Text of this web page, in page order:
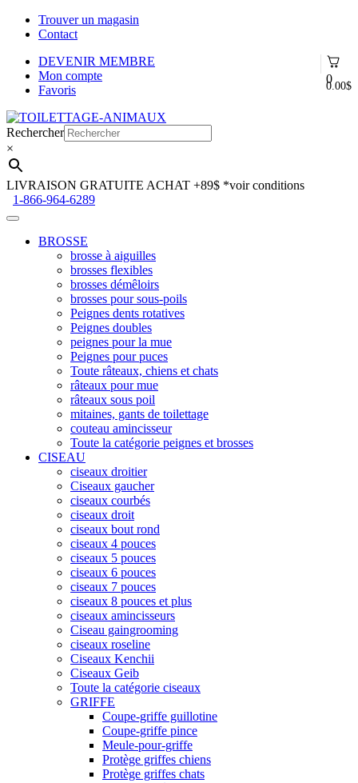
Trouver un magasin
Contact
0
0.00$
DEVENIR MEMBRE
Mon compte
Favoris
Aller
à
la
navigation
Aller
au
contenu
Rechercher
×
LIVRAISON GRATUITE ACHAT +89$ *voir conditions
1-866-964-6289
BROSSE
brosse à aiguilles
brosses flexibles
brosses démêloirs
brosses pour sous-poils
Peignes dents rotatives
Peignes doubles
peignes pour la mue
Peignes pour puces
Toute râteaux, chiens et chats
râteaux pour mue
râteaux sous poil
mitaines, gants de toilettage
couteau amincisseur
Toute la catégorie peignes et brosses
CISEAU
ciseaux droitier
Ciseaux gaucher
ciseaux courbés
ciseaux droit
ciseaux bout rond
ciseaux 4 pouces
ciseaux 5 pouces
ciseaux 6 pouces
ciseaux 7 pouces
ciseaux 8 pouces et plus
ciseaux amincisseurs
Ciseau gaingrooming
ciseaux roseline
Ciseaux Kenchii
Ciseaux Geib
Toute la catégorie ciseaux
GRIFFE
Coupe-griffe guillotine
Coupe-griffe pince
Meule-pour-griffe
Protège griffes chiens
Protège griffes chats